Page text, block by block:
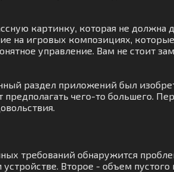
картинку, которая не должна
на игровых композициях,
управление. Вам не стоит
раздел приложений был
предполагать чего-то большего.
требований обнаружится
Второе - объем